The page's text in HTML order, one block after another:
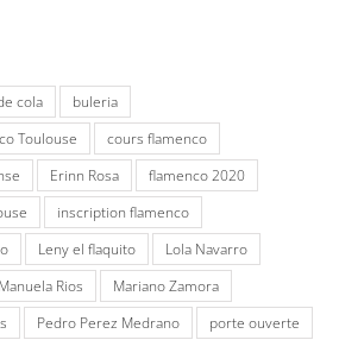
cola
buleria
Toulouse
cours flamenco
Erinn Rosa
flamenco 2020
inscription flamenco
Leny el flaquito
Lola Navarro
Manuela Rios
Mariano Zamora
Pedro Perez Medrano
porte ouverte